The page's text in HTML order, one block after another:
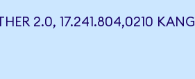
2.0, 17.241.804,0210 KANG